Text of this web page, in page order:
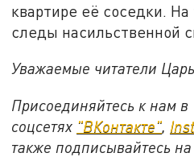
квартире её соседки.
следы насильственной
Уважаемые читатели
Присоединяйтесь к нам в
соцсетях "ВКонтакте",
также подписывайтесь